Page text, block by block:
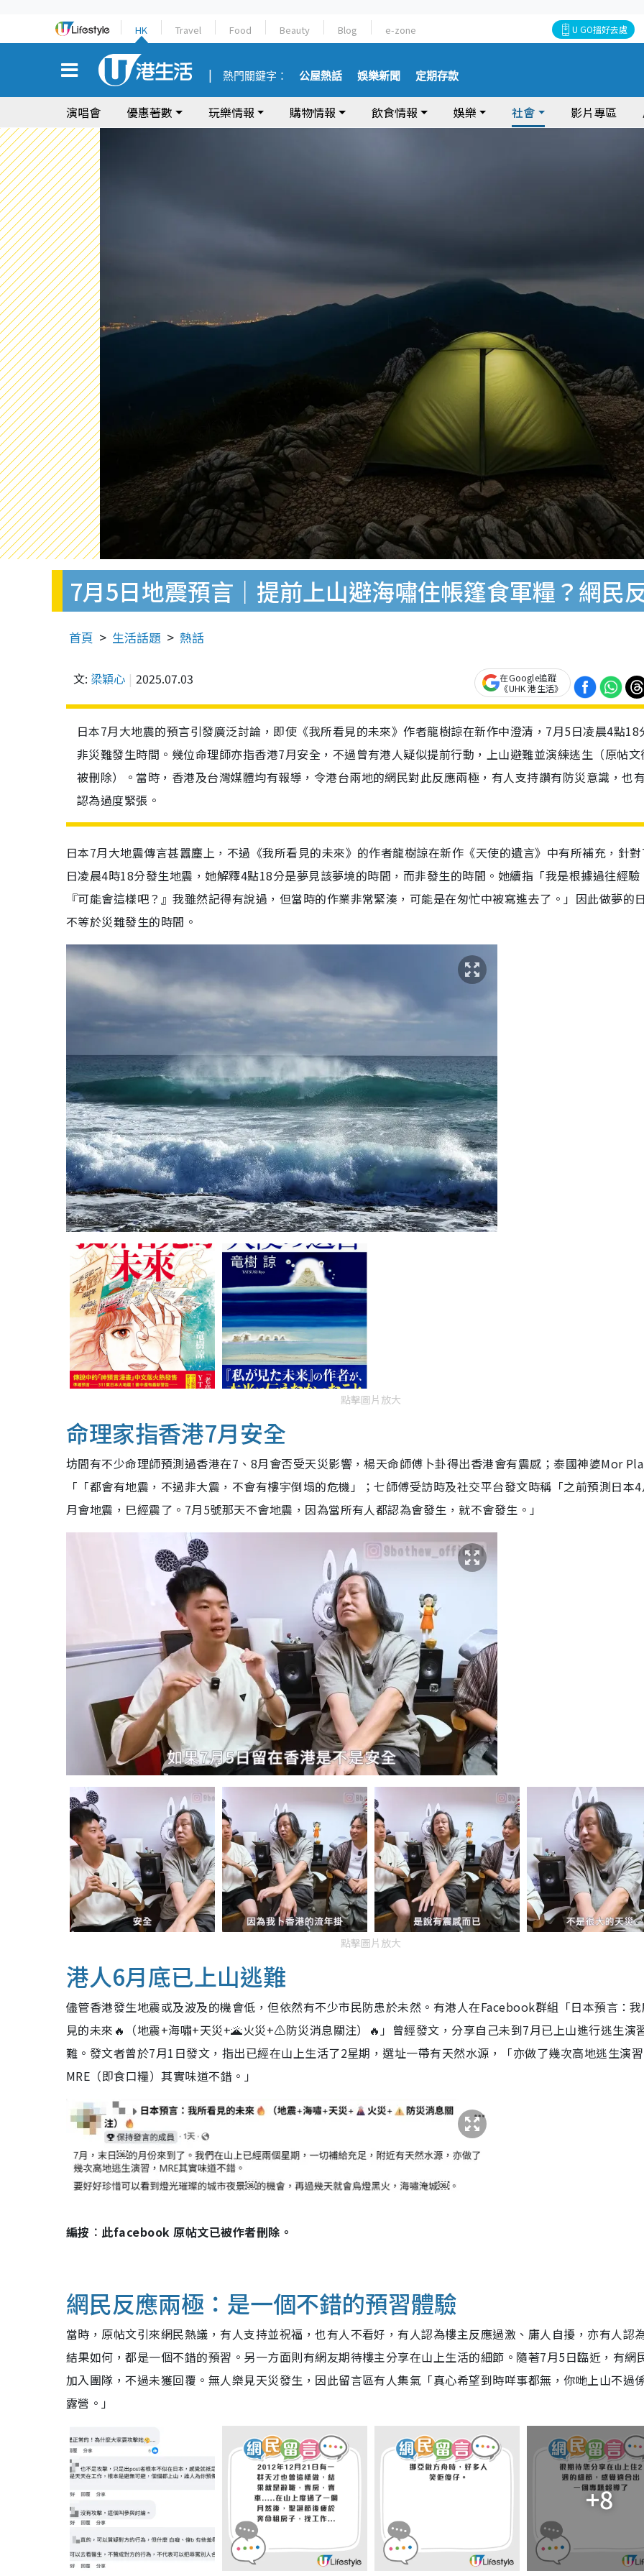
HK Travel Food Beauty Blog e-zone U GO搵好去處
熱門關鍵字： 公屋熱話 娛樂新聞 定期存款
演唱會 優惠著數 玩樂情報 購物情報 飲食情報 娛樂 社會 影片專區
7月5日地震預言｜提前上山避海嘯住帳篷食軍糧？網民
首頁 生活話題 熱話
文: 梁穎心 2025.07.03
在Google追蹤
《UHK 港生活》
日本7月大地震的預言引發廣泛討論，即使《我所看見的未來》作者龍樹諒在新作中澄清，7月5日凌晨4點18
非災難發生時間。幾位命理師亦指香港7月安全，不過曾有港人疑似提前行動，上山避難並演練逃生（原帖文
被刪除）。當時，香港及台灣媒體均有報導，令港台兩地的網民對此反應兩極，有人支持讚有防災意識，也
認為過度緊張。
日本7月大地震傳言甚囂塵上，不過《我所看見的未來》的作者龍樹諒在新作《天使的遺言》中有所補充，針對
日凌晨4時18分發生地震，她解釋4點18分是夢見該夢境的時間，而非發生的時間。她續指「我是根據過往經驗
『可能會這樣吧？』我雖然記得有說過，但當時的作業非常緊湊，可能是在匆忙中被寫進去了。」因此做夢的
不等於災難發生的時間。
點擊圖片放大
命理家指香港7月安全
坊間有不少命理師預測過香港在7、8月會否受天災影響，楊天命師傅卜卦得出香港會有震感；泰國神婆Mor
「「都會有地震，不過非大震，不會有樓宇倒塌的危機」；七師傅受訪時及社交平台發文時稱「之前預測日本
月會地震，巳經震了。7月5號那天不會地震，因為當所有人都認為會發生，就不會發生。」
點擊圖片放大
港人6月底已上山逃難
儘管香港發生地震或及波及的機會低，但依然有不少市民防患於未然。有港人在Facebook群組「日本預言：我
見的未來🔥（地震+海嘯+天災+🌋火災+⚠️防災消息關注）🔥」曾經發文，分享自己未到7月已上山進行逃生演
難。發文者曾於7月1日發文，指出已經在山上生活了2星期，選址一帶有天然水源，「亦做了幾次高地逃生演習
MRE（即食口糧）其實味道不錯。」
編按︰此facebook 原帖文已被作者刪除。
網民反應兩極：是一個不錯的預習體驗
當時，原帖文引來網民熱議，有人支持並祝福，也有人不看好，有人認為樓主反應過激、庸人自擾，亦有人認
結果如何，都是一個不錯的預習。另一方面則有網友期待樓主分享在山上生活的細節。隨著7月5日臨近，有網
加入團隊，不過未獲回覆。無人樂見天災發生，因此留言區有人集氣「真心希望到時咩事都無，你哋上山不過
露營。」
+8